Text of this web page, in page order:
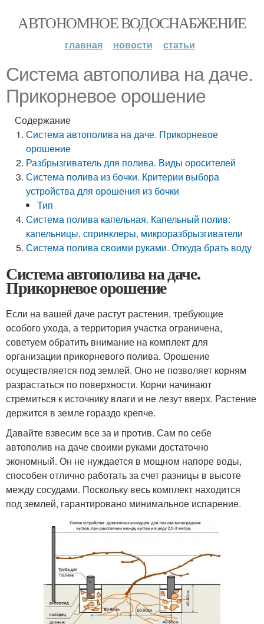
АВТОНОМНОЕ ВОДОСНАБЖЕНИЕ
главная новости статьи
Система автополива на даче.
Прикорневое орошение
Содержание
Система автополива на даче. Прикорневое
орошение
Разбрызгиватель для полива. Виды оросителей
Система полива из бочки. Критерии выбора
устройства для орошения из бочки
Тип
Система полива капельная. Капельный полив:
капельницы, спринклеры, микроразбрызгиватели
Система полива своими руками. Откуда брать воду
Система автополива на даче.
Прикорневое орошение
Если на вашей даче растут растения, требующие
особого ухода, а территория участка ограничена,
советуем обратить внимание на комплект для
организации прикорневого полива. Орошение
осуществляется под землей. Оно не позволяет корням
разрастаться по поверхности. Корни начинают
стремиться к источнику влаги и не лезут вверх. Растение
держится в земле гораздо крепче.
Давайте взвесим все за и против. Сам по себе
автополив на даче своими руками достаточно
экономный. Он не нуждается в мощном напоре воды,
способен отлично работать за счет разницы в высоте
между сосудами. Поскольку весь комплект находится
под землей, гарантировано минимальное испарение.